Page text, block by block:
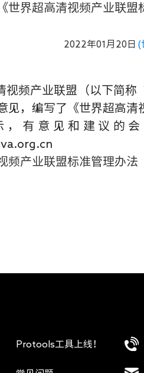
世界超高清视频产业联
2022年01月20日 (
视频产业联盟（以下简
见，编写了《世界超高
，有意见和建议的
频产业联盟标准管理办法
Protools工具上线！